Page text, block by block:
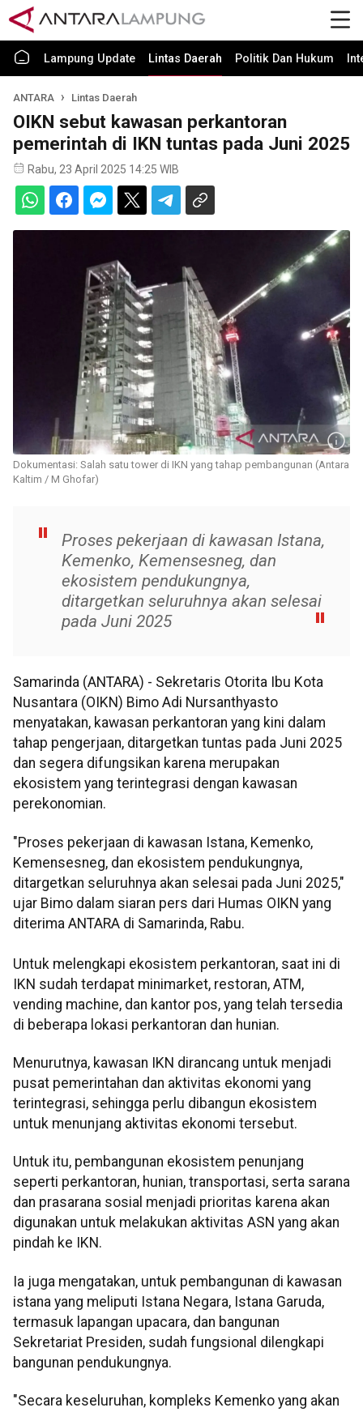
Lampung Update Lintas Daerah Politik Dan Hukum
ANTARA Lintas Daerah
OIKN sebut kawasan perkantoran
pemerintah di IKN tuntas pada Juni 2025
Rabu, 23 April 2025 14:25 WIB
Dokumentasi: Salah satu tower di IKN yang tahap pembangunan (Antara
Kaltim / M Ghofar)
Proses pekerjaan di kawasan Istana,
Kemenko, Kemensesneg, dan
ekosistem pendukungnya,
ditargetkan seluruhnya akan selesai
pada Juni 2025
Samarinda (ANTARA) - Sekretaris Otorita Ibu Kota
Nusantara (OIKN) Bimo Adi Nursanthyasto
menyatakan, kawasan perkantoran yang kini dalam
tahap pengerjaan, ditargetkan tuntas pada Juni 2025
dan segera difungsikan karena merupakan
ekosistem yang terintegrasi dengan kawasan
perekonomian.
"Proses pekerjaan di kawasan Istana, Kemenko,
Kemensesneg, dan ekosistem pendukungnya,
ditargetkan seluruhnya akan selesai pada Juni 2025,"
ujar Bimo dalam siaran pers dari Humas OIKN yang
diterima ANTARA di Samarinda, Rabu.
Untuk melengkapi ekosistem perkantoran, saat ini di
IKN sudah terdapat minimarket, restoran, ATM,
vending machine, dan kantor pos, yang telah tersedia
di beberapa lokasi perkantoran dan hunian.
Menurutnya, kawasan IKN dirancang untuk menjadi
pusat pemerintahan dan aktivitas ekonomi yang
terintegrasi, sehingga perlu dibangun ekosistem
untuk menunjang aktivitas ekonomi tersebut.
Untuk itu, pembangunan ekosistem penunjang
seperti perkantoran, hunian, transportasi, serta sarana
dan prasarana sosial menjadi prioritas karena akan
digunakan untuk melakukan aktivitas ASN yang akan
pindah ke IKN.
Ia juga mengatakan, untuk pembangunan di kawasan
istana yang meliputi Istana Negara, Istana Garuda,
termasuk lapangan upacara, dan bangunan
Sekretariat Presiden, sudah fungsional dilengkapi
bangunan pendukungnya.
"Secara keseluruhan, kompleks Kemenko yang akan